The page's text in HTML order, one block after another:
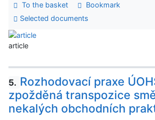
To the basket
Bookmark
Selected documents
article
5. Rozhodovací praxe
zpožděná transpozice
nekalých obchodních